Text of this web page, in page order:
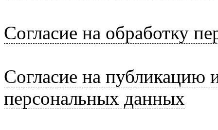
Согласие на обработку
Согласие на публикацию
персональных данных